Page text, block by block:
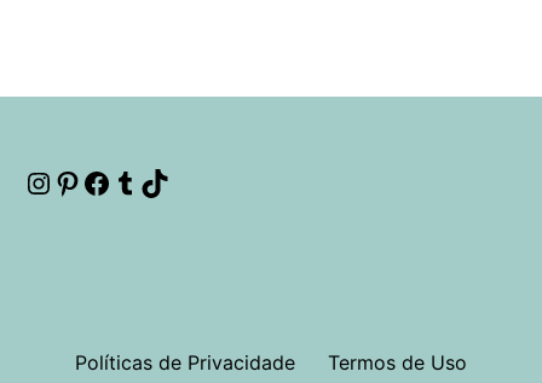
Instagram
Pinterest
Facebook
Tumblr
Políticas de Privacidade Termos de Uso